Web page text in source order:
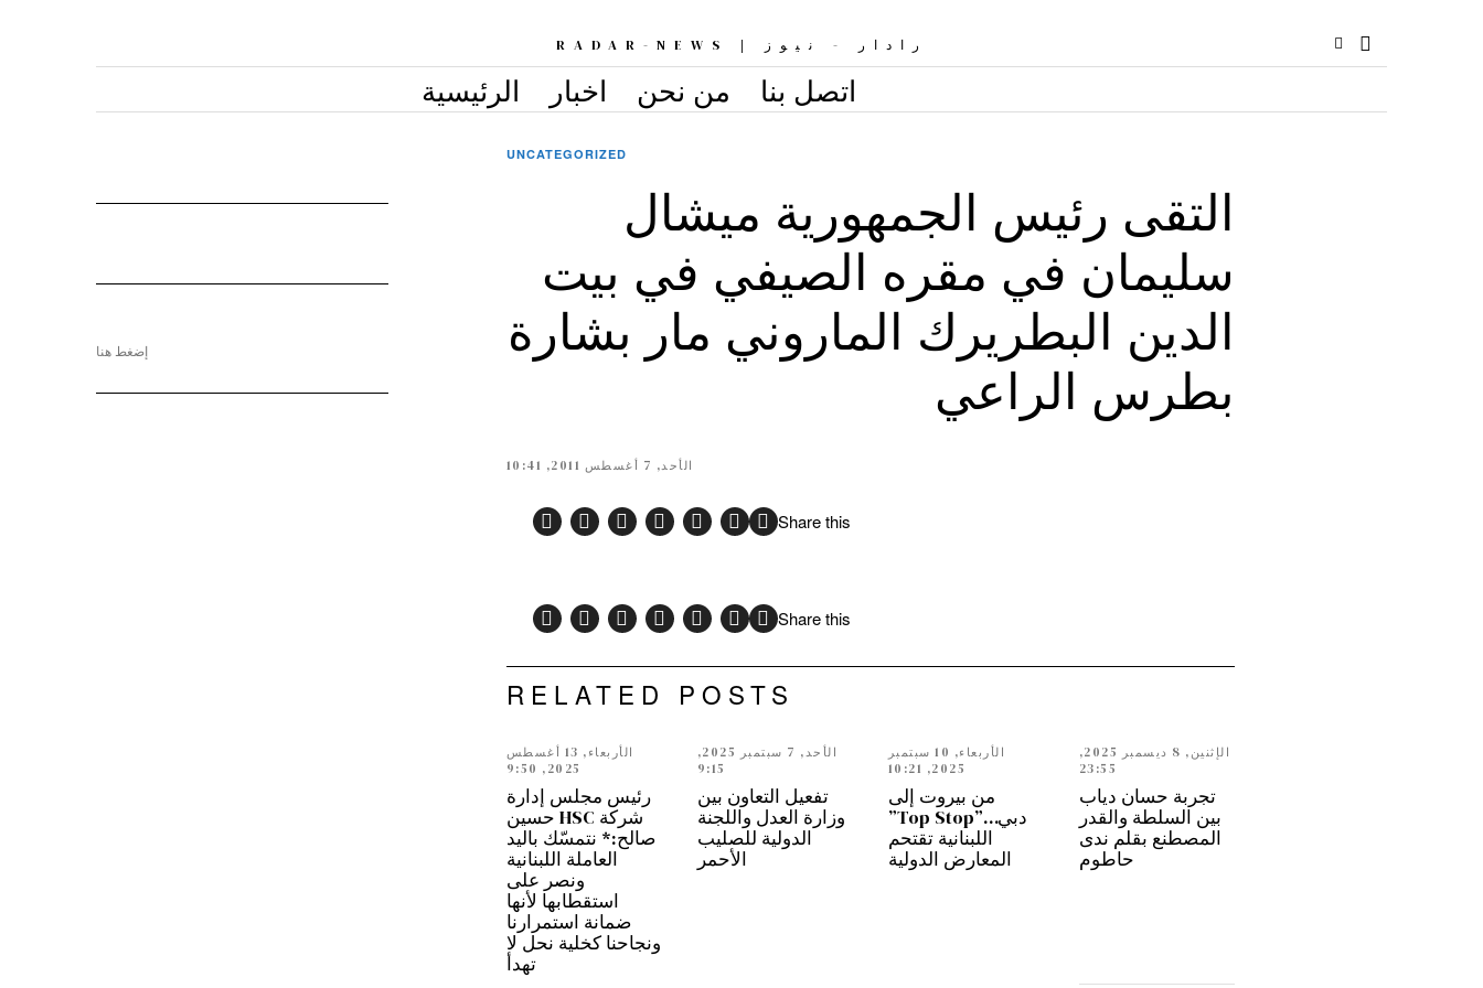
رادار - نيوز | RADAR-NEWS
الرئيسية اخبار من نحن اتصل بنا
UNCATEGORIZED
التقى رئيس الجمهورية ميشال
سليمان في مقره الصيفي في بيت
الدين البطريرك الماروني مار بشارة
بطرس الراعي
الأحد, 7 أغسطس 2011, 10:41
Share this
Share this
RELATED POSTS
الإثنين, 8 ديسمبر 2025,
23:55
تجربة حسان دياب
بين السلطة والقدر
المصطنع بقلم ندى
حاطوم
الأربعاء, 10 سبتمبر
2025, 10:21
من بيروت إلى
دبي…”Top Stop”
اللبنانية تقتحم
المعارض الدولية
الأحد, 7 سبتمبر 2025,
9:15
تفعيل التعاون بين
وزارة العدل واللجنة
الدولية للصليب
الأحمر
الأربعاء, 13 أغسطس
2025, 9:50
رئيس مجلس إدارة
شركة HSC حسين
صالح:* نتمسّك باليد
العاملة اللبنانية
ونصر على
استقطابها لأنها
ضمانة استمرارنا
ونجاحنا كخلية نحل لا
تهدأ
إضغط هنا